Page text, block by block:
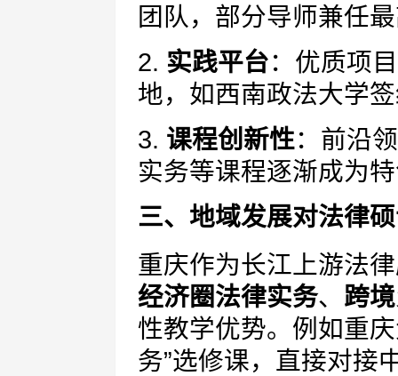
团队，部分导师兼任
2. 实践平台：优质项
地，如西南政法大学
3. 课程创新性：前沿
实务等课程逐渐成为
三、地域发展对法律
重庆作为长江上游法
经济圈法律实务、 跨
性教学优势。例如重
务”选修课，直接对接